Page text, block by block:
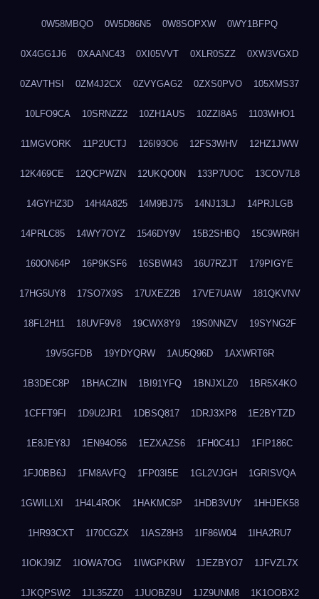
0W58MBQO 0W5D86N5 0W8SOPXW 0WY1BFPQ
0X4GG1J6 0XAANC43 0XI05VVT 0XLR0SZZ 0XW3VGXD
0ZAVTHSI 0ZM4J2CX 0ZVYGAG2 0ZXS0PVO 105XMS37
10LFO9CA 10SRNZZ2 10ZH1AUS 10ZZI8A5 1103WHO1
11MGVORK 11P2UCTJ 126I93O6 12FS3WHV 12HZ1JWW
12K469CE 12QCPWZN 12UKQO0N 133P7UOC 13COV7L8
14GYHZ3D 14H4A825 14M9BJ75 14NJ13LJ 14PRJLGB
14PRLC85 14WY7OYZ 1546DY9V 15B2SHBQ 15C9WR6H
160ON64P 16P9KSF6 16SBWI43 16U7RZJT 179PIGYE
17HG5UY8 17SO7X9S 17UXEZ2B 17VE7UAW 181QKVNV
18FL2H11 18UVF9V8 19CWX8Y9 19S0NNZV 19SYNG2F
19V5GFDB 19YDYQRW 1AU5Q96D 1AXWRT6R
1B3DEC8P 1BHACZIN 1BI91YFQ 1BNJXLZ0 1BR5X4KO
1CFFT9FI 1D9U2JR1 1DBSQ817 1DRJ3XP8 1E2BYTZD
1E8JEY8J 1EN94O56 1EZXAZS6 1FH0C41J 1FIP186C
1FJ0BB6J 1FM8AVFQ 1FP03I5E 1GL2VJGH 1GRISVQA
1GWILLXI 1H4L4ROK 1HAKMC6P 1HDB3VUY 1HHJEK58
1HR93CXT 1I70CGZX 1IASZ8H3 1IF86W04 1IHA2RU7
1IOKJ9IZ 1IOWA7OG 1IWGPKRW 1JEZBYO7 1JFVZL7X
1JKQPSW2 1JL35ZZ0 1JUOBZ9U 1JZ9UNM8 1K1OOBX2